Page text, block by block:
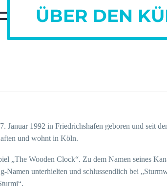
ÜBER DEN
Januar 1992 in Friedrichshafen geboren und seit
und wohnt in Köln.
„The Wooden Clock“. Zu dem Namen seines
Namen unterhielten und schlussendlich bei